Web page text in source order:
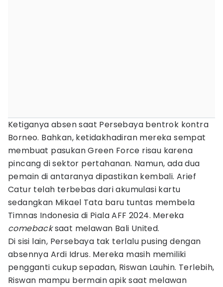
Ketiganya absen saat Persebaya bentrok kontra
Borneo. Bahkan, ketidakhadiran mereka sempat
membuat pasukan Green Force risau karena
pincang di sektor pertahanan. Namun, ada dua
pemain di antaranya dipastikan kembali. Arief
Catur telah terbebas dari akumulasi kartu
sedangkan Mikael Tata baru tuntas membela
Timnas Indonesia di Piala AFF 2024. Mereka
comebacksaat melawan Bali United.
Di sisi lain, Persebaya tak terlalu pusing dengan
absennya Ardi Idrus. Mereka masih memiliki
pengganti cukup sepadan, Riswan Lauhin. Terlebih,
Riswan mampu bermain apik saat melawan